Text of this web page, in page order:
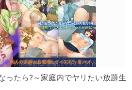
ったら?～家庭内でヤリたい放題生